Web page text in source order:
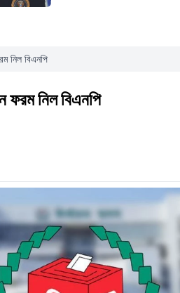
নিল বিএনপি
ফরম নিল বিএনপি